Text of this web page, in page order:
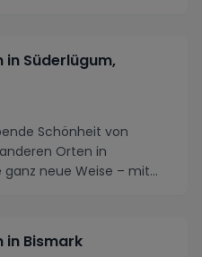
Süderlügum,
Schönheit von
Orten in
neue Weise – mit
in Bismark